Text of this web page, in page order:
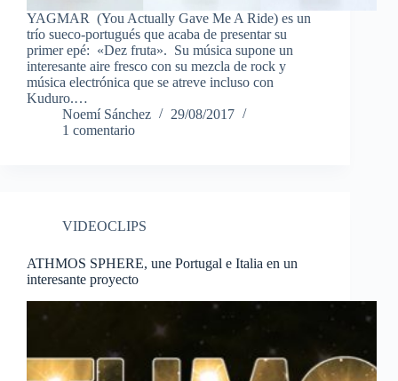
YAGMAR (You Actually Gave Me A Ride) es un
trío sueco-portugués que acaba de presentar su
primer epé: «Dez fruta». Su música supone un
interesante aire fresco con su mezcla de rock y
música electrónica que se atreve incluso con
Kuduro.…
Noemí Sánchez
29/08/2017
1 comentario
VIDEOCLIPS
ATHMOS SPHERE, une Portugal e Italia en un
interesante proyecto